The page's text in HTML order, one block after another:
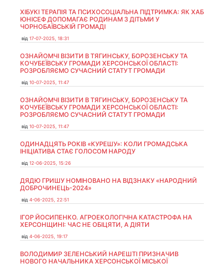
ХІБУКІ ТЕРАПІЯ ТА ПСИХОСОЦІАЛЬНА ПІДТРИМКА: ЯК ХАБ
ЮНІСЕФ ДОПОМАГАЄ РОДИНАМ З ДІТЬМИ У
ЧОРНОБАЇВСЬКІЙ ГРОМАДІ
від 17-07-2025, 18:31
ОЗНАЙОМЧІ ВІЗИТИ В ТЯГИНСЬКУ, БОРОЗЕНСЬКУ ТА
КОЧУБЕЇВСЬКУ ГРОМАДИ ХЕРСОНСЬКОЇ ОБЛАСТІ:
РОЗРОБЛЯЄМО СУЧАСНИЙ СТАТУТ ГРОМАДИ
від 10-07-2025, 11:47
ОЗНАЙОМЧІ ВІЗИТИ В ТЯГИНСЬКУ, БОРОЗЕНСЬКУ ТА
КОЧУБЕЇВСЬКУ ГРОМАДИ ХЕРСОНСЬКОЇ ОБЛАСТІ:
РОЗРОБЛЯЄМО СУЧАСНИЙ СТАТУТ ГРОМАДИ
від 10-07-2025, 11:47
ОДИНАДЦЯТЬ РОКІВ «КУРЕШУ»: КОЛИ ГРОМАДСЬКА
ІНІЦІАТИВА СТАЄ ГОЛОСОМ НАРОДУ
від 12-06-2025, 15:26
ДЯДЮ ГРИШУ НОМІНОВАНО НА ВІДЗНАКУ «НАРОДНИЙ
ДОБРОЧИНЕЦЬ-2024»
від 4-06-2025, 22:51
ІГОР ЙОСИПЕНКО. АГРОЕКОЛОГІЧНА КАТАСТРОФА НА
ХЕРСОНЩИНІ: ЧАС НЕ ОБІЦЯТИ, А ДІЯТИ
від 4-06-2025, 19:17
ВОЛОДИМИР ЗЕЛЕНСЬКИЙ НАРЕШТІ ПРИЗНАЧИВ
НОВОГО НАЧАЛЬНИКА ХЕРСОНСЬКОЇ МІСЬКОЇ